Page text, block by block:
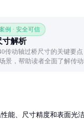
例 · 安全可信
寸解析
传动轴过桥尺寸的关键要
景，帮助读者全面了解传
能、尺寸精度和表面光